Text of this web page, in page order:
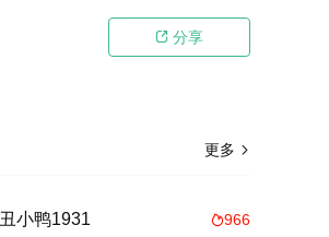
 分享
更多 
966
丑小鸭1931